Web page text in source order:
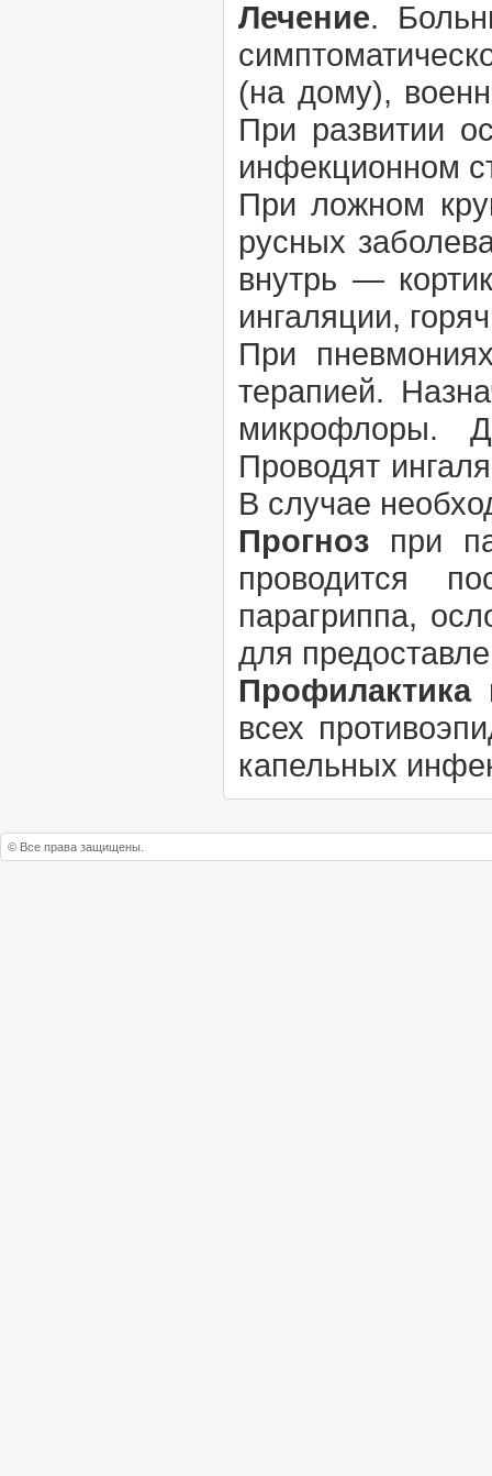
Лечение.
(на дому),
При развитии
инфекционном
При ложном
русных
внутрь —
ингаляции,
При
терапией.
микрофлоры.
Проводят
В случае
Прогноз при
проводится
парагриппа,
для
Профилактика
всех
капельных
© Все права защищены.